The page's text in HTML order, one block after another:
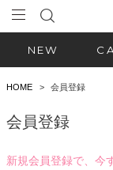
NEW
HOME 会員登録
会員登録
新規会員登録で、今